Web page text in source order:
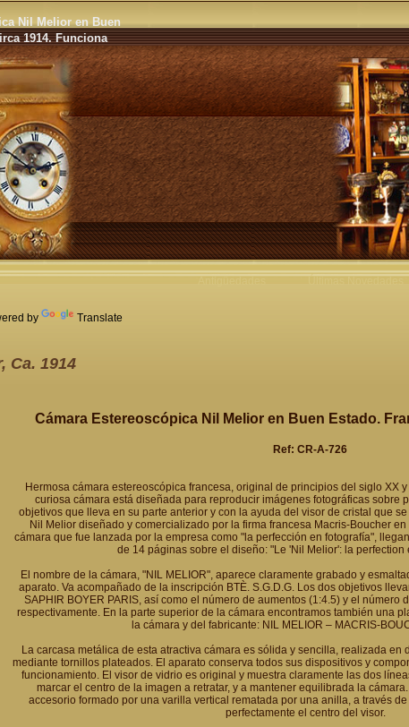
Nil Melior en Buen
1914. Funciona
by Translate
Ca. 1914
Cámara Estereoscópica Nil Melior en Buen Estado.
Ref: CR-A-726
Hermosa cámara estereoscópica francesa, original de principios del siglo XX
curiosa cámara está diseñada para reproducir imágenes fotográficas sobre
objetivos que lleva en su parte anterior y con la ayuda del visor de cristal que
Nil Melior diseñado y comercializado por la firma francesa Macris-Boucher
cámara que fue lanzada por la empresa como "la perfección en fotografía",
de 14 páginas sobre el diseño: "Le 'Nil Melior': la perfection
El nombre de la cámara, "NIL MELIOR", aparece claramente grabado y
aparato. Va acompañado de la inscripción BTÈ. S.G.D.G. Los dos objetivos
SAPHIR BOYER PARIS, así como el número de aumentos (1:4.5) y el número
respectivamente. En la parte superior de la cámara encontramos también una
la cámara y del fabricante: NIL MELIOR – MACRIS-
La carcasa metálica de esta atractiva cámara es sólida y sencilla, realizada en
mediante tornillos plateados. El aparato conserva todos sus dispositivos y
funcionamiento. El visor de vidrio es original y muestra claramente las dos
marcar el centro de la imagen a retratar, y a mantener equilibrada la
accesorio formado por una varilla vertical rematada por una anilla, a través
perfectamente el centro del visor.